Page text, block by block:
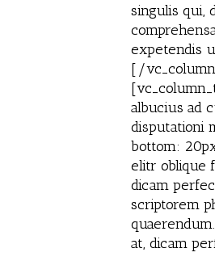
singulis qui,
expetendis
[/
albucius ad
disputationi
bottom:
elitr oblique
dicam
scriptorem
at, dicam